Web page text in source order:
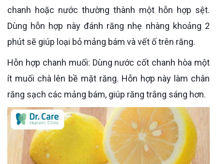
chanh hoặc nước thường thành một hỗn hợp sệt.
Dùng hỗn hợp này đánh răng nhẹ nhàng khoảng 2
phút sẽ giúp loại bỏ mảng bám và vết ố trên răng.
Hỗn hợp chanh muối: Dùng nước cốt chanh hòa một
ít muối chà lên bề mặt răng. Hỗn hợp này làm chân
răng sạch các mảng bám, giúp răng trắng sáng hơn.